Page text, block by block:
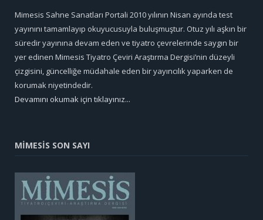
Mimesis Sahne Sanatları Portali 2010 yılının Nisan ayında test
yayınını tamamlayıp okuyucusuyla buluşmuştur. Otuz yılı aşkın bir
süredir yayınına devam eden ve tiyatro çevrelerinde saygın bir
yer edinen Mimesis Tiyatro Çeviri Araştırma Dergisi’nin düzeyli
çizgisini, güncelliğe müdahale eden bir yayıncılık yaparken de
korumak niyetindedir.
Devamını okumak için tıklayınız...
MİMESİS SON SAYI